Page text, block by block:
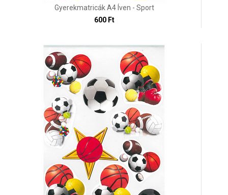
Gyerekmatricák A4 Íven - Sport
600 Ft